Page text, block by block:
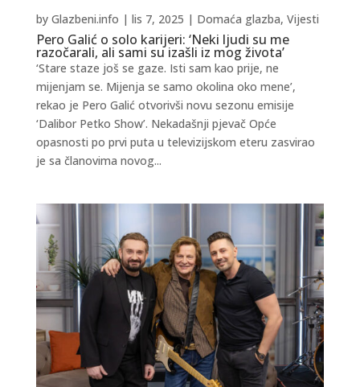
Pero Galić o solo karijeri: ‘Neki ljudi su me
razočarali, ali sami su izašli iz mog života’
by Glazbeni.info | lis 7, 2025 | Domaća glazba, Vijesti
‘Stare staze još se gaze. Isti sam kao prije, ne
mijenjam se. Mijenja se samo okolina oko mene’,
rekao je Pero Galić otvorivši novu sezonu emisije
‘Dalibor Petko Show’. Nekadašnji pjevač Opće
opasnosti po prvi puta u televizijskom eteru zasvirao
je sa članovima novog...